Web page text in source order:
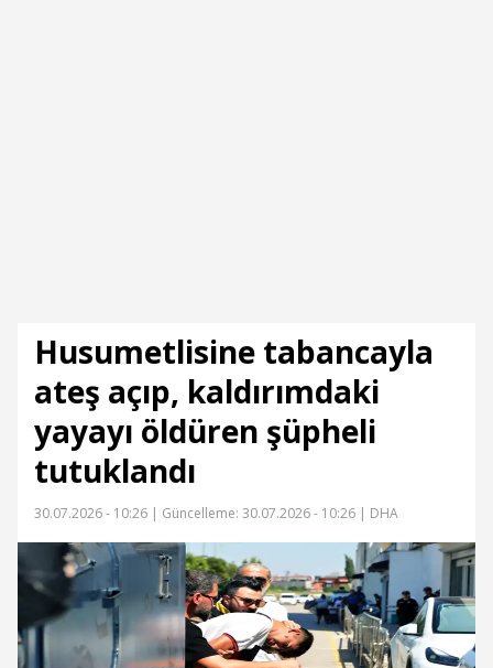
Husumetlisine tabancayla
ateş açıp, kaldırımdaki
yayayı öldüren şüpheli
tutuklandı
30.07.2026 - 10:26 | Güncelleme: 30.07.2026 - 10:26 | DHA